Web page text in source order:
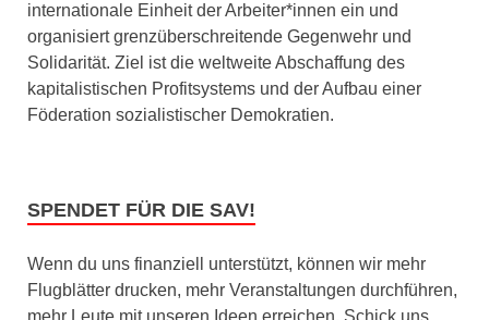
internationale Einheit der Arbeiter*innen ein und
organisiert grenzüberschreitende Gegenwehr und
Solidarität. Ziel ist die weltweite Abschaffung des
kapitalistischen Profitsystems und der Aufbau einer
Föderation sozialistischer Demokratien.
SPENDET FÜR DIE SAV!
Wenn du uns finanziell unterstützt, können wir mehr
Flugblätter drucken, mehr Veranstaltungen durchführen,